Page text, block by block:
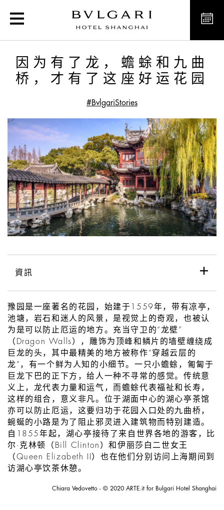
因为有了龙，蟾蜍和九
因为有了龙，蟾蜍和九曲
桥，才有了这座好运花园
#BvlgariStories
資訊
豫园是一座著名的花园，始建于1559年，带有凉亭，
池塘，岩石和迷人的风景，是视觉上的奇观，也被认
为是可以防止厄运的地方。充当守卫的“龙壁”
（Dragon Walls），雕饰为顶峰和鳞片的墙壁缠绕成
巨龙的头，其中最精美的地方被称作“穿越云层的
龙”，有一个鲜为人知的小细节。一只小蟾蜍，匍匐于
巨龙下巴的正下方，给人一种不寻常的感觉。传统意
义上，龙代表力量和运气，而蟾蜍代表福祉和长寿，
这样的组合，意义非凡。位于湖面中心的湖心亭茶馆
亦可以防止厄运，这要归功于花园入口处的九曲桥，
蜿蜒的小路是为了阻止邪灵进入建筑物而特别建造。
自1855年起，湖心亭接待了来自世界各地的游客，比
尔·克林顿（Bill Clinton）和伊丽莎白二世女王
（Queen Elizabeth II）也在他们分别访问上海期间到
访湖心亭饮茶休憩。
Chiara Vedovetto - © 2020 ARTE.it for Bulgari Hotel Shanghai